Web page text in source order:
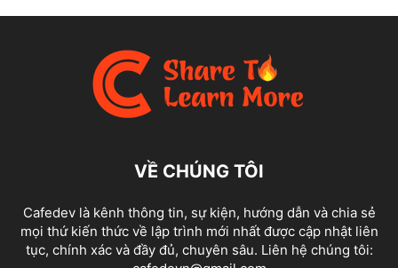
VỀ CHÚNG TÔI
Cafedev là kênh thông tin, sự kiện, hướng dẫn và chia sẻ
mọi thứ kiến thức về lập trình mới nhất được cập nhật liên
tục, chính xác và đầy đủ, chuyên sâu. Liên hệ chúng tôi: